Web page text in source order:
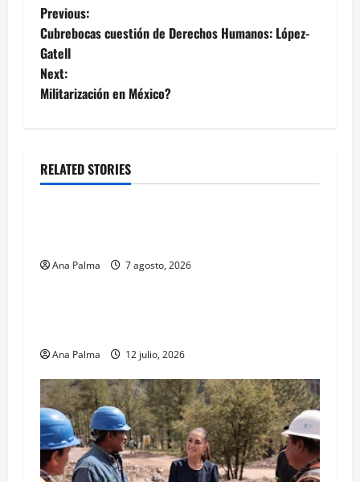
Post
navigation
Previous:
Cubrebocas cuestión de Derechos Humanos: López-
Gatell
Next:
Militarización en México?
RELATED STORIES
Estados Portada
Ana Palma 7 agosto, 2026
MEXICO Portada
Ana Palma 12 julio, 2026